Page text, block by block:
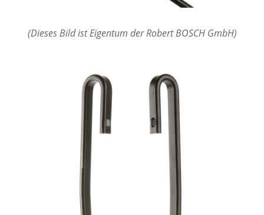
(Dieses Bild ist Eigentum der Robert BOSCH GmbH)